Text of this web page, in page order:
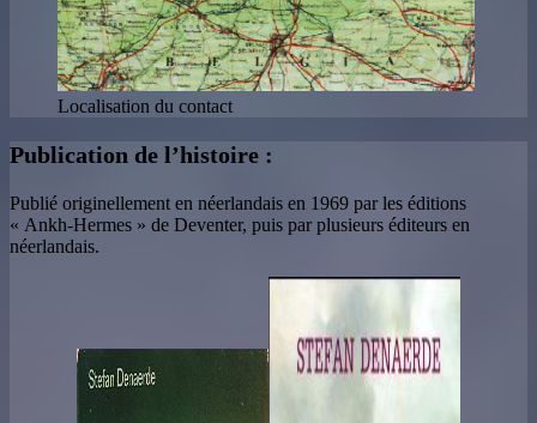
Localisation du contact
Publication de l’histoire :
Publié originellement en néerlandais en 1969 par les éditions
« Ankh-Hermes » de Deventer, puis par plusieurs éditeurs en
néerlandais.